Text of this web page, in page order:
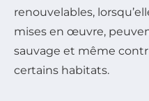
renouvelables,
mises en œuvre,
sauvage et même
certains habitats.